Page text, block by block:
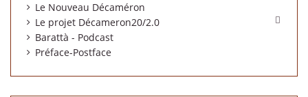
Le Nouveau Décaméron
Le projet Décameron20/2.0

Barattà - Podcast
Préface-Postface